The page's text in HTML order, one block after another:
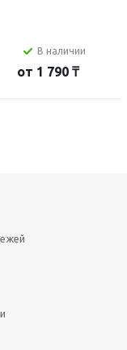
В наличии
от 1 790 ₸